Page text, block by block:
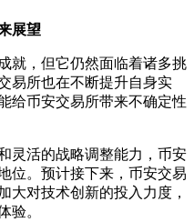
展望
就，但它仍然面临着诸多挑
易所也在不断提升自身实
给币安交易所带来不确定性
灵活的战略调整能力，币安
位。预计接下来，币安交易
大对技术创新的投入力度，
验。